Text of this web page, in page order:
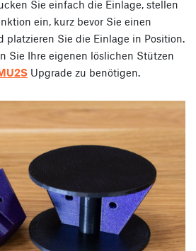
Sie einfach die Einlage, stellen
ein, kurz bevor Sie einen
platzieren Sie die Einlage in Position.
Sie Ihre eigenen löslichen Stützen
Upgrade zu benötigen.